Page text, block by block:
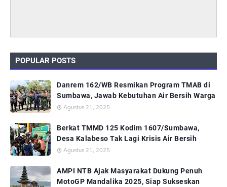
POPULAR POSTS
Danrem 162/WB Resmikan Program TMAB di
Sumbawa, Jawab Kebutuhan Air Bersih Warga
Agustus 21, 2025
Berkat TMMD 125 Kodim 1607/Sumbawa,
Desa Kalabeso Tak Lagi Krisis Air Bersih
Agustus 21, 2025
AMPI NTB Ajak Masyarakat Dukung Penuh
MotoGP Mandalika 2025, Siap Sukseskan